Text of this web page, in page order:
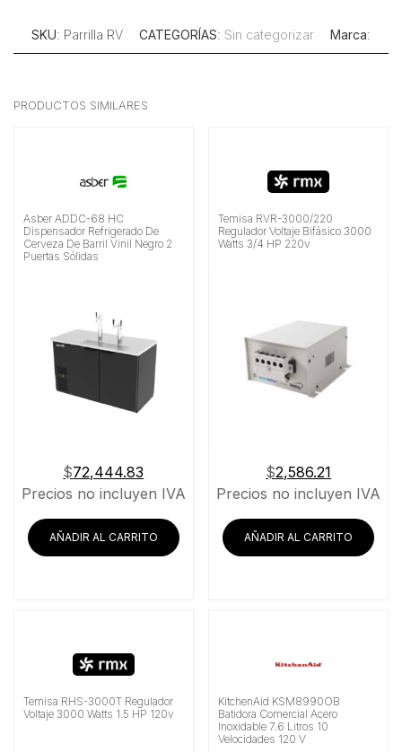
SKU: Parrilla RV CATEGORÍAS: Sin categorizar Marca:
PRODUCTOS SIMILARES
Asber ADDC-68 HC
Dispensador Refrigerado De
Cerveza De Barril Vinil Negro 2
Puertas Sólidas
$72,444.83
Precios no incluyen IVA
AÑADIR AL CARRITO
Temisa RVR-3000/220
Regulador Voltaje Bifásico 3000
Watts 3/4 HP 220v
$2,586.21
Precios no incluyen IVA
AÑADIR AL CARRITO
Temisa RHS-3000T Regulador
Voltaje 3000 Watts 1.5 HP 120v
KitchenAid KSM8990OB
Batidora Comercial Acero
Inoxidable 7.6 Litros 10
Velocidades 120 V